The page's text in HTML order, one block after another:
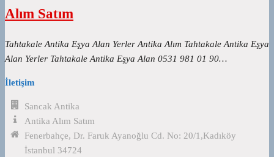
Alım Satım
Tahtakale Antika Eşya Alan Yerler Antika Alım Tahtakale Antika Eşya
Alan Yerler Tahtakale Antika Eşya Alan 0531 981 01 90…
İletişim
Sancak Antika
Antika Alım Satım
Fenerbahçe, Dr. Faruk Ayanoğlu Cd. No: 20/1,Kadıköy
İstanbul 34724